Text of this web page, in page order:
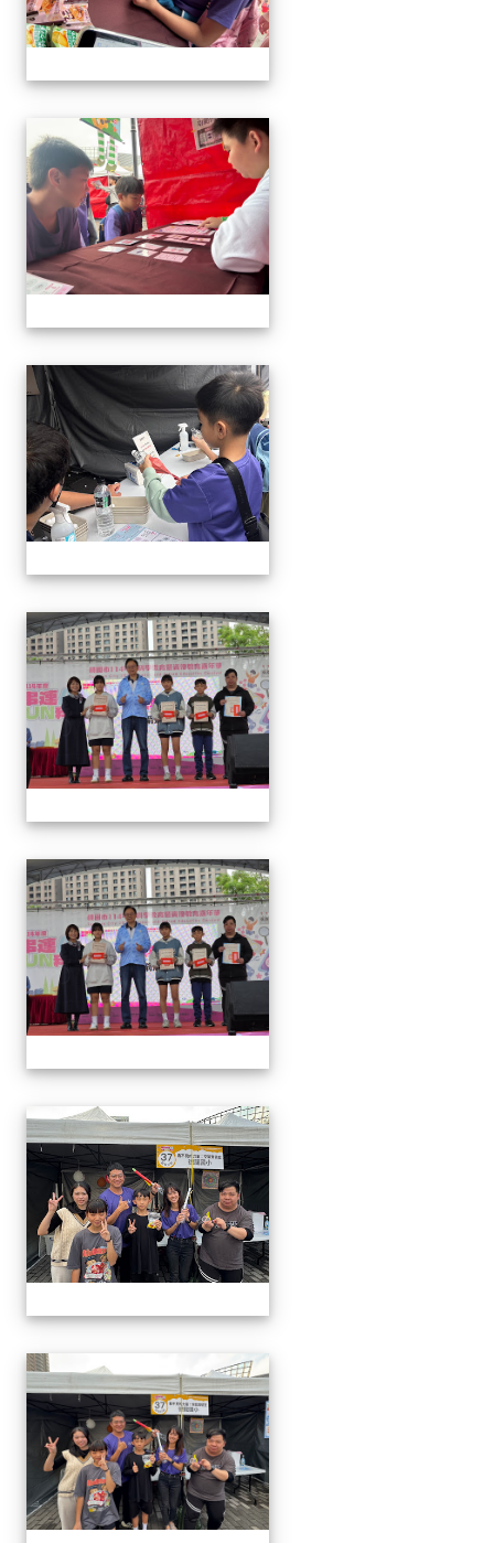
1141220科學教育暨資優教
1141220科學教育暨資優教
1141220科學教育暨資優教
1141220科學教育暨資優教
1141220科學教育暨資優教